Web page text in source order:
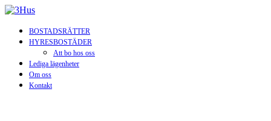
BOSTADSRÄTTER
HYRESBOSTÄDER
Att bo hos oss
Lediga lägenheter
Om oss
Kontakt